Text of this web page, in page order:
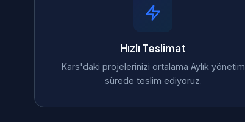
Hızlı Teslimat
Kars'daki projelerinizi ortalama Aylık yönetim
sürede teslim ediyoruz.